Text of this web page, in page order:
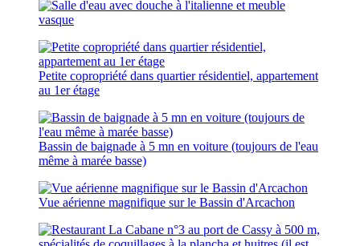
Petite copropriété dans quartier résidentiel, appartement
au 1er étage
Bassin de baignade à 5 mn en voiture (toujours de l'eau
même à marée basse)
Vue aérienne magnifique sur le Bassin d'Arcachon